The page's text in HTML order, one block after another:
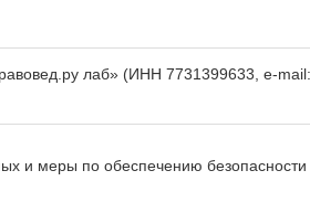
лаб» (ИНН 7731399633, e-
и меры по обеспечению